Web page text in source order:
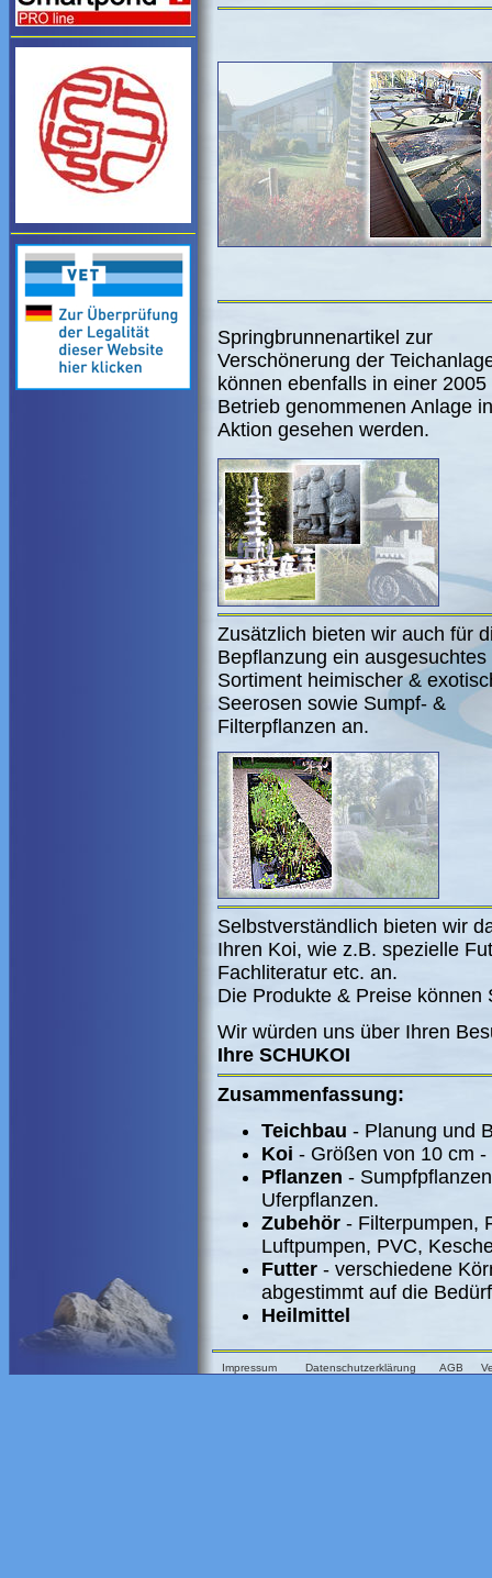
Springbrunnenartikel zur
Verschönerung der
können ebenfalls in einer 2005
Betrieb genommenen Anlage in
Aktion gesehen werden.
Zusätzlich bieten wir auch für
Bepflanzung ein ausgesuchtes
Sortiment heimischer &
Seerosen sowie Sumpf- &
Filterpflanzen an.
Selbstverständlich bieten wir
Ihren Koi, wie z.B. spezielle
Fachliteratur etc. an.
Die Produkte & Preise
Wir würden uns über Ihren
Ihre SCHUKOI
Zusammenfassung:
Teichbau - Planung und
Koi - Größen von 10 cm -
Pflanzen -
Uferpflanzen.
Zubehör - Filterpumpen,
Luftpumpen, PVC,
Futter - verschiedene
abgestimmt auf die
Heilmittel
Impressum Datenschutzerklärung AGB